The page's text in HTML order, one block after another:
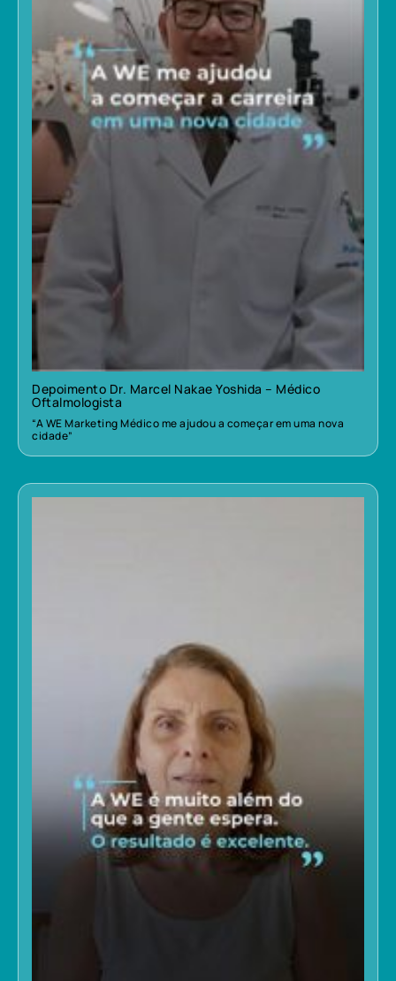
Depoimento Dr. Marcel Nakae Yoshida – Médico
Oftalmologista
“A WE Marketing Médico me ajudou a começar em uma nova
cidade”